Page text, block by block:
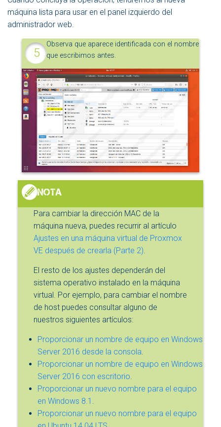
máquina lista para usar en el panel izquierdo del
administrador web.
Observa que aparece identificada con el nombre
que escribimos antes.
Para cambiar la dirección MAC de la
máquina nueva, puedes recurrir al artículo
Ajustes en una máquina virtual de Proxmox
VE después de crearla (Parte 2).
El resto de los ajustes dependerán del
sistema operativo instalado en la máquina
virtual. Por ejemplo, para cambiar el nombre
de host puedes consultar alguno de
nuestros siguientes artículos:
Proporcionar un nombre de equipo en Windows
Server 2016 desde la consola.
Proporcionar un nombre de equipo en Windows
Server 2016 con escritorio.
Proporcionar un nuevo nombre para el equipo
en Windows 8.1 .
Proporcionar un nuevo nombre para el equipo